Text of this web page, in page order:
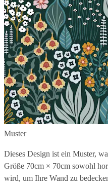
Muster
Dieses Design ist ein Muster,
Größe 70cm × 70cm sowohl
wird, um Ihre Wand zu